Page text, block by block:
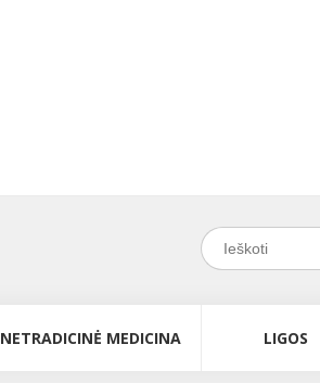
NETRADICINĖ MEDICINA LIGOS